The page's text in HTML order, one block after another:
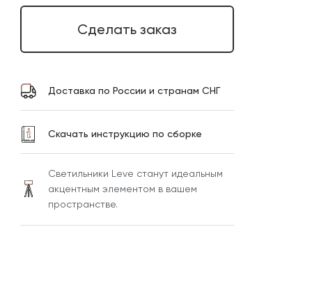
Сделать заказ
Доставка по России и странам СНГ
Скачать инструкцию по сборке
Светильники Leve станут идеальным
акцентным элементом в вашем
пространстве.